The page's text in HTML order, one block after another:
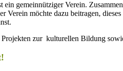
gemeinnütziger Verein.
Ver­ein möchte dazu bei­tra­gen,
zur kulturellen Bildung